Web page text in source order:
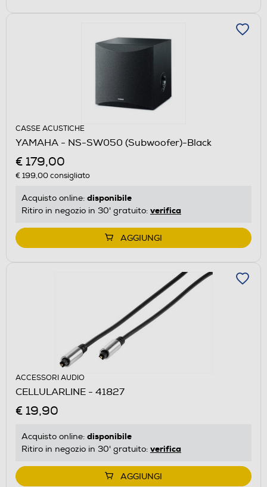
CASSE ACUSTICHE
YAMAHA - NS-SW050 (Subwoofer)-Black
€ 179,00
€ 199,00consigliato
Acquisto online: disponibile
Ritiro in negozio in 30' gratuito: verifica
AGGIUNGI
ACCESSORI AUDIO
CELLULARLINE - 41827
€ 19,90
Acquisto online: disponibile
Ritiro in negozio in 30' gratuito: verifica
AGGIUNGI